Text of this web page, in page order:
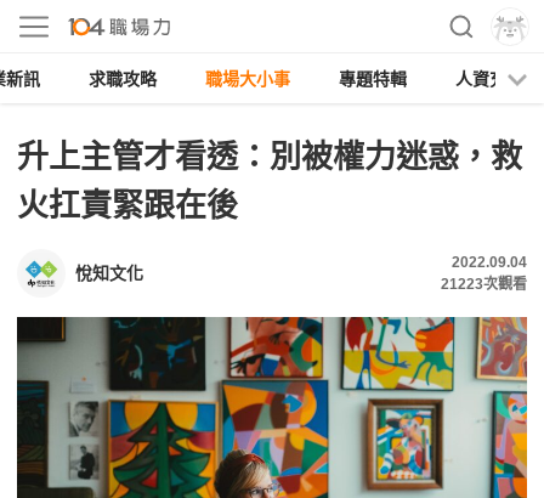
新訊 求職攻略 職場大小事 專題特輯 人資充電
升上主管才看透：別被權力迷惑，救
火扛責緊跟在後
悅知文化
2022.09.04
21223次觀看